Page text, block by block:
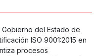
del Estado de
ISO 9001:2015 en
procesos